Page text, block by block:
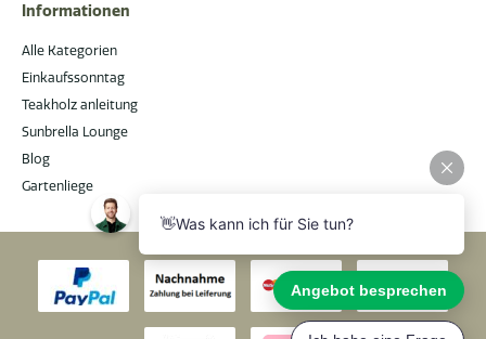
Informationen
Alle Kategorien
Einkaufssonntag
Teakholz anleitung
Sunbrella Lounge
Blog
Gartenliege